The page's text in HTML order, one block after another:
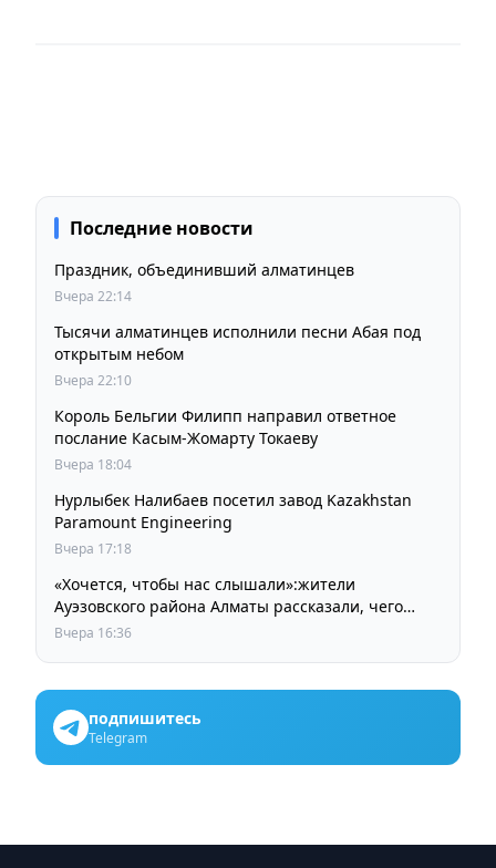
Последние новости
Праздник, объединивший алматинцев
Вчера 22:14
Тысячи алматинцев исполнили песни Абая под
открытым небом
Вчера 22:10
Король Бельгии Филипп направил ответное
послание Касым-Жомарту Токаеву
Вчера 18:04
Нурлыбек Налибаев посетил завод Kazakhstan
Paramount Engineering
Вчера 17:18
«Хочется, чтобы нас слышали»:жители
Ауэзовского района Алматы рассказали, чего
ждут от выборов депутатов Курултая
Вчера 16:36
подпишитесь
Telegram